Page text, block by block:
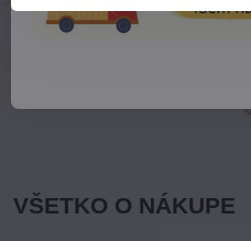
VŠETKO O NÁKUPE